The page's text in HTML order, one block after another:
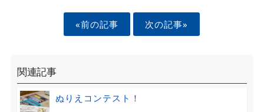
«前の記事 次の記事»
関連記事
ぬりえコンテスト！